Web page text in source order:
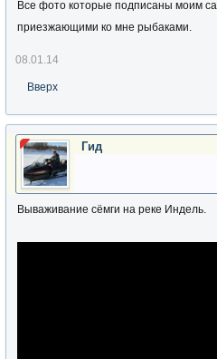
Все фото которые подписаны моим
приезжающими ко мне рыбаками.
08.01.14
Вверх
Гид
Вываживание сёмги на реке Индель.